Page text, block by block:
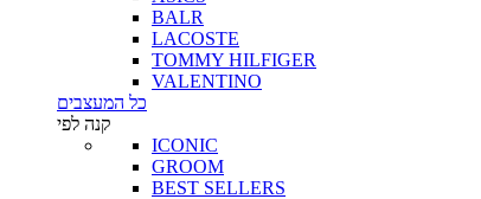
BALR
LACOSTE
TOMMY HILFIGER
VALENTINO
כל המעצבים
קנה לפי
ICONIC
GROOM
BEST SELLERS